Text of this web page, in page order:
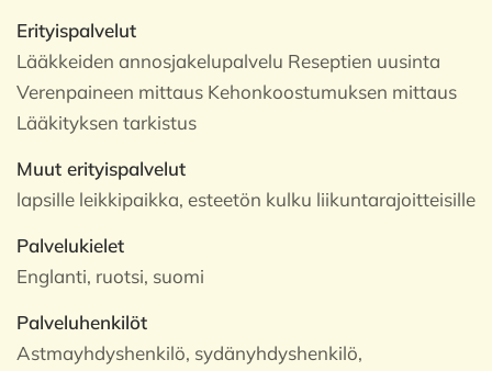
Erityispalvelut
Lääkkeiden annosjakelupalvelu Reseptien uusinta
Verenpaineen mittaus Kehonkoostumuksen mittaus
Lääkityksen tarkistus
Muut erityispalvelut
lapsille leikkipaikka, esteetön kulku liikuntarajoitteisille
Palvelukielet
Englanti, ruotsi, suomi
Palveluhenkilöt
Astmayhdyshenkilö, sydänyhdyshenkilö,